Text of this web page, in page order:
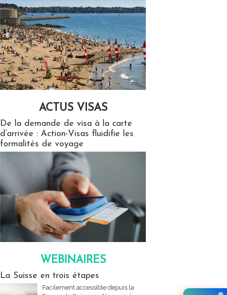
ACTUS VISAS
De la demande de visa à la carte
d’arrivée : Action-Visas fluidifie les
formalités de voyage
WEBINAIRES
La Suisse en trois étapes
Facilement accessible depuis la